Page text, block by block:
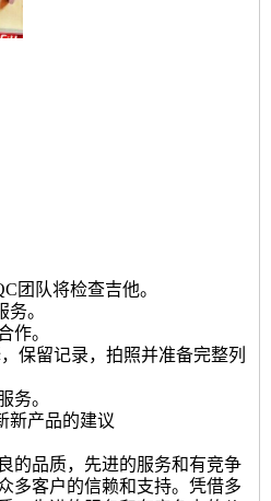
团队将检查吉他。
。
作。
保留记录，拍照并准备完整列
务。
新产品的建议
的品质，先进的服务和有竞争
多客户的信赖和支持。凭借多